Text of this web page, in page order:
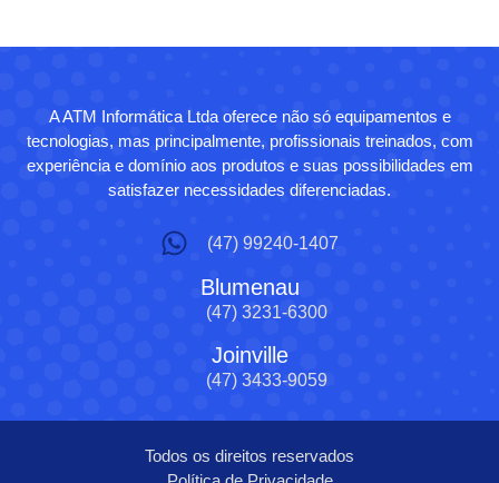
A ATM Informática Ltda oferece não só equipamentos e
tecnologias, mas principalmente, profissionais treinados, com
experiência e domínio aos produtos e suas possibilidades em
satisfazer necessidades diferenciadas.
(47) 99240-1407
Blumenau
(47) 3231-6300
Joinville
(47) 3433-9059
Todos os direitos reservados